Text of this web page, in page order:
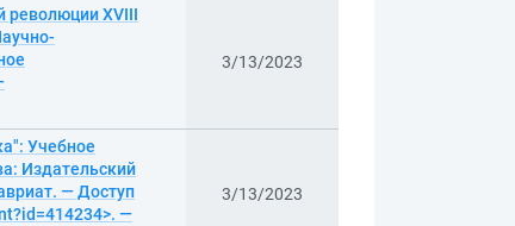
революции XVIII
3/13/2023
Учебное
Издательский
— Доступ
—
3/13/2023